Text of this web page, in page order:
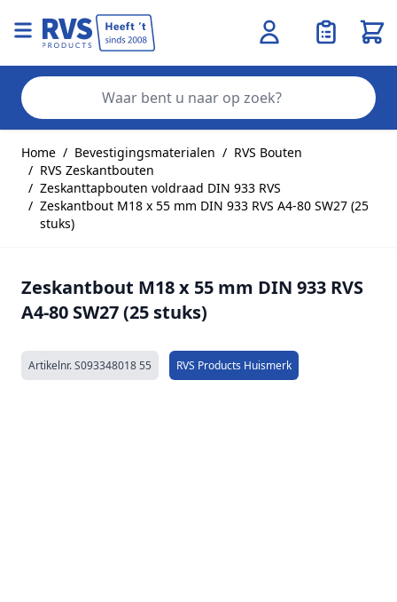
Home / Bevestigingsmaterialen / RVS Bouten
/ RVS Zeskantbouten
/ Zeskanttapbouten voldraad DIN 933 RVS
/ Zeskantbout M18 x 55 mm DIN 933 RVS A4-80 SW27 (25
stuks)
Zeskantbout M18 x 55 mm DIN 933 RVS
A4-80 SW27 (25 stuks)
Artikelnr.S093348018 55 RVS Products Huismerk